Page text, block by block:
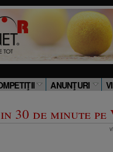
ANUNŢURI
30 de minute